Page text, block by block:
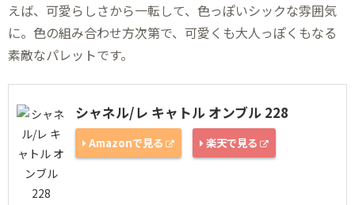
えば、可愛らしさから一転して、色っぽいシックな雰囲気
に。色の組み合わせ方次第で、可愛くも大人っぽくもなる
素敵なパレットです。
シャネル/レ キャトル オンブル 228
Amazonで見る 楽天で見る